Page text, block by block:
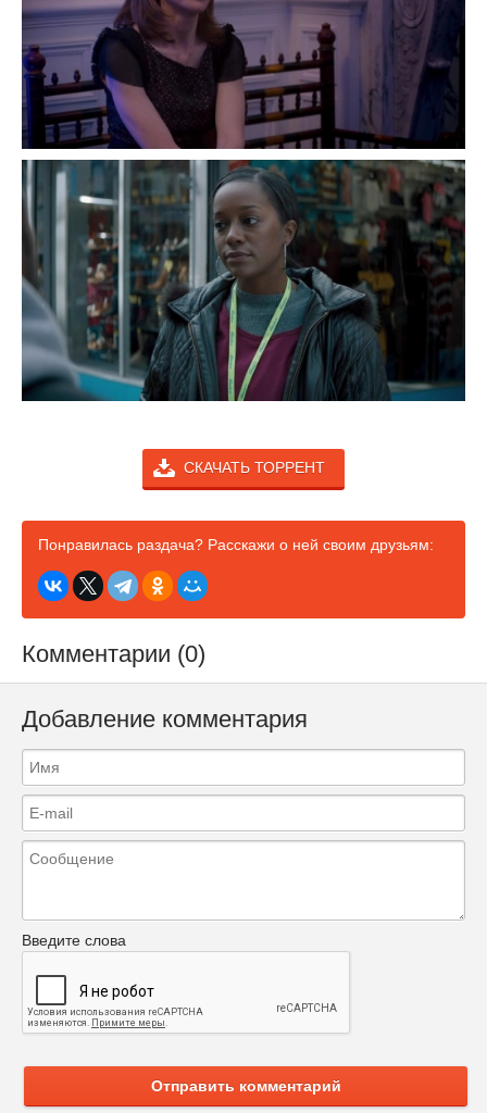
СКАЧАТЬ ТОРРЕНТ
Понравилась раздача? Расскажи о ней своим друзьям:
Комментарии (0)
Добавление комментария
Введите слова
Отправить комментарий